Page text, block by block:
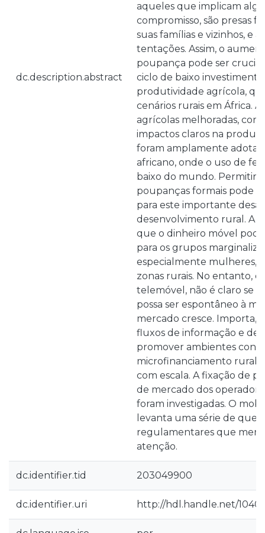
dc.description.abstract
aqueles que implicam
compromisso, são presas
suas famílias e vizinhos, e
tentações. Assim, o
poupança pode ser
ciclo de baixo investimento
produtividade agrícola,
cenários rurais em África.
agrícolas melhoradas,
impactos claros na
foram amplamente
africano, onde o uso de
baixo do mundo. Permitir o
poupanças formais pode
para este importante
desenvolvimento rural. A
que o dinheiro móvel
para os grupos
especialmente mulheres,
zonas rurais. No entanto,
telemóvel, não é claro se
possa ser espontâneo à
mercado cresce. Importa,
fluxos de informação e de
promover ambientes
microfinanciamento rural
com escala. A fixação de
de mercado dos
foram investigadas. O
levanta uma série de
regulamentares que
atenção.
dc.identifier.tid 203049900
dc.identifier.uri http://hdl.handle.net/